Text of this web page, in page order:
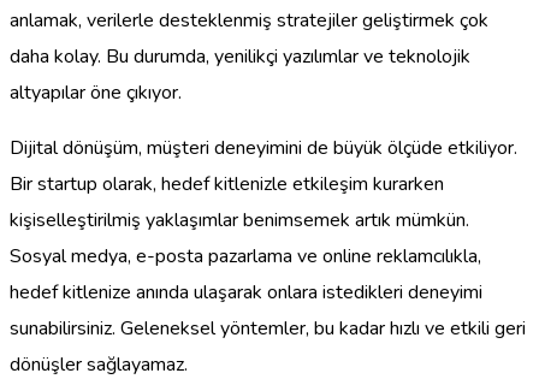
anlamak, verilerle desteklenmiş stratejiler geliştirmek çok
daha kolay. Bu durumda, yenilikçi yazılımlar ve teknolojik
altyapılar öne çıkıyor.
Dijital dönüşüm, müşteri deneyimini de büyük ölçüde etkiliyor.
Bir startup olarak, hedef kitlenizle etkileşim kurarken
kişiselleştirilmiş yaklaşımlar benimsemek artık mümkün.
Sosyal medya, e-posta pazarlama ve online reklamcılıkla,
hedef kitlenize anında ulaşarak onlara istedikleri deneyimi
sunabilirsiniz. Geleneksel yöntemler, bu kadar hızlı ve etkili geri
dönüşler sağlayamaz.